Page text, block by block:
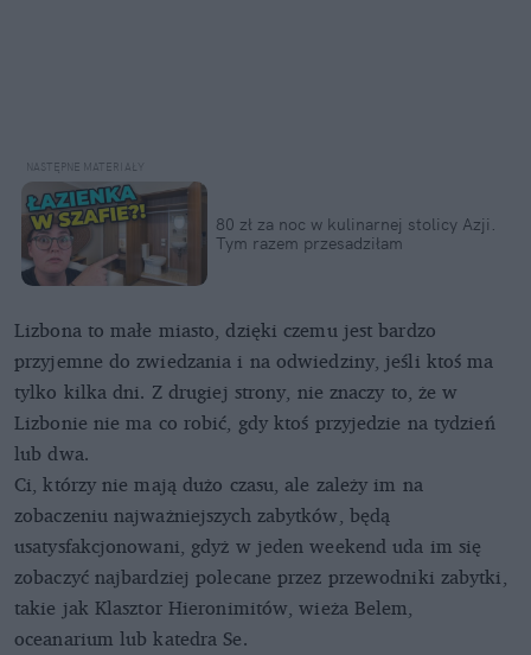
80 zł za noc w kulinarnej stolicy Azji.
Tym razem przesadziłam
Lizbona to małe miasto, dzięki czemu jest bardzo
przyjemne do zwiedzania i na odwiedziny, jeśli ktoś ma
tylko kilka dni. Z drugiej strony, nie znaczy to, że w
Lizbonie nie ma co robić, gdy ktoś przyjedzie na tydzień
lub dwa.
Ci, którzy nie mają dużo czasu, ale zależy im na
zobaczeniu najważniejszych zabytków, będą
usatysfakcjonowani, gdyż w jeden weekend uda im się
zobaczyć najbardziej polecane przez przewodniki zabytki,
takie jak Klasztor Hieronimitów, wieża Belem,
oceanarium lub katedra Se.